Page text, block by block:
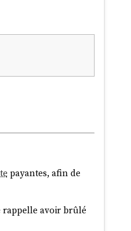
payantes, afin de
rappelle avoir brûlé